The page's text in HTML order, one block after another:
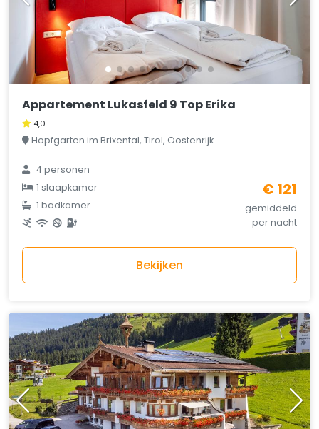
Appartement Lukasfeld 9 Top Erika
4,0
Hopfgarten im Brixental, Tirol, Oostenrijk
4 personen
1 slaapkamer
1 badkamer
€ 121
gemiddeld
per nacht
Bekijken